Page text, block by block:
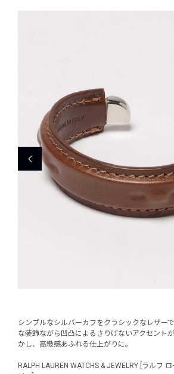
シンプルなシルバーカフをクラシックなレザー
な装飾ながら凹凸によるさりげないアクセント
かし、高級感あふれる仕上がりに。
RALPH LAUREN WATCHS & JEWELRY [ラルフ